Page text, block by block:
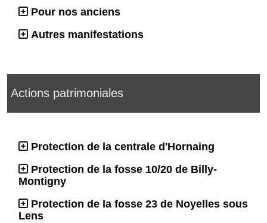
Pour nos anciens
Autres manifestations
Actions patrimoniales
Protection de la centrale d'Hornaing
Protection de la fosse 10/20 de Billy-
Montigny
Protection de la fosse 23 de Noyelles sous
Lens